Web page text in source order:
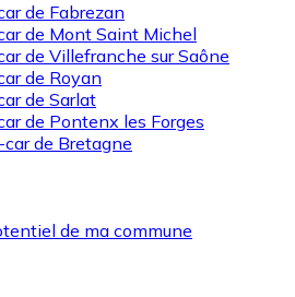
de Fabrezan
de Mont Saint Michel
de Villefranche sur Saône
de Royan
de Sarlat
de Pontenx les Forges
de Bretagne
de ma commune